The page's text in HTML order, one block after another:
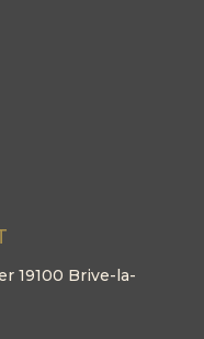
19100 Brive-la-